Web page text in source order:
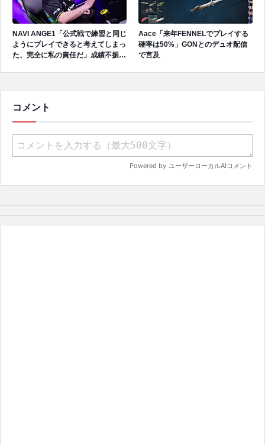
NAVI ANGE1「公式戦で練習と同じ
ようにプレイできると考えてしまっ
た、完全に私の責任だ」成績不振を
Aace「来年FENNELでプレイする
確率は50%」GONとのデュオ配信
で言及
コメント